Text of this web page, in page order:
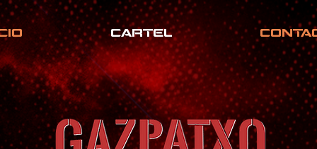
CARTEL